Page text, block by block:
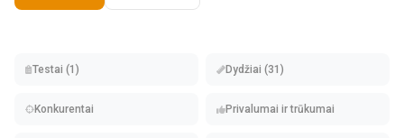
Testai (1) Dydžiai (31)
Konkurentai Privalumai ir trūkumai